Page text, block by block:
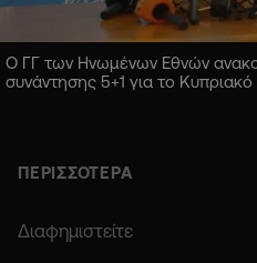
Ο ΓΓ των Ηνωμένων Εθνών
συνάντησης 5+1 για το Κυπριακό
ΠΕΡΙΣΣΟΤΕΡΑ
Διαφημιστείτε